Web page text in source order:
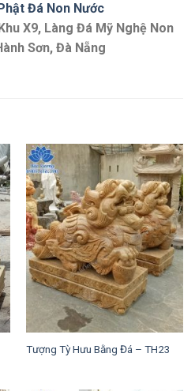
Đá Non Nước
X9, Làng Đá Mỹ Nghệ Non
Sơn, Đà Nẵng
Tượng Tỳ Hưu Bằng Đá – TH23